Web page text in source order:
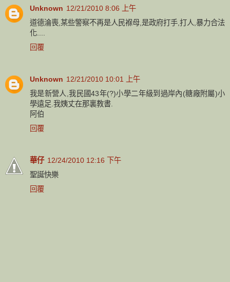
Unknown 12/21/2010 8:06 上午
道德淪喪,某些警察不再是人民褓母,是政府打手,打人,暴力合法
化....
回覆
Unknown 12/21/2010 10:01 上午
我是新營人,我民國43年(?)小學二年級到過岸內(糖廠附屬)小
學遠足.我姨丈在那裏教書.
阿伯
回覆
華仔 12/24/2010 12:16 下午
聖誕快樂
回覆